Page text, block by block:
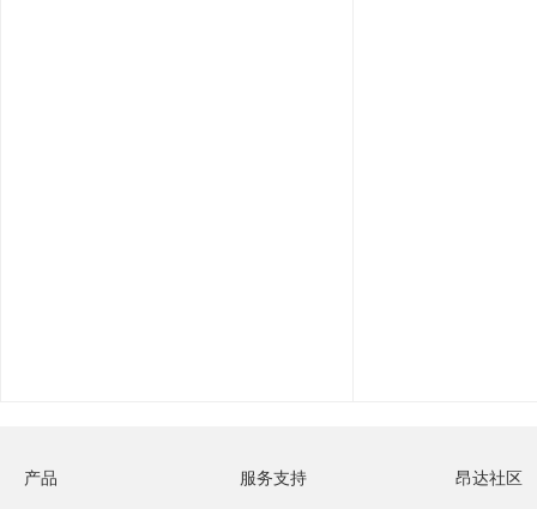
产品 服务支持 昂达社区